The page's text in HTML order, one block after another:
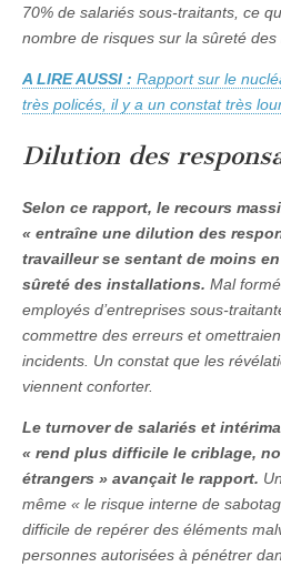
70% de salariés sous-traitants, ce
nombre de risques sur la sûreté des
A LIRE AUSSI : Rapport sur le
très policés, il y a un constat très
Dilution des
Selon ce rapport, le recours
« entraîne une dilution des
travailleur se sentant de moins
sûreté des installations. Mal
employés d’entreprises sous-
commettre des erreurs et
incidents. Un constat que les
viennent conforter.
Le turnover de salariés et
« rend plus difficile le criblage,
étrangers » avançait le rapport.
même « le risque interne de
difficile de repérer des éléments
personnes autorisées à pénétrer